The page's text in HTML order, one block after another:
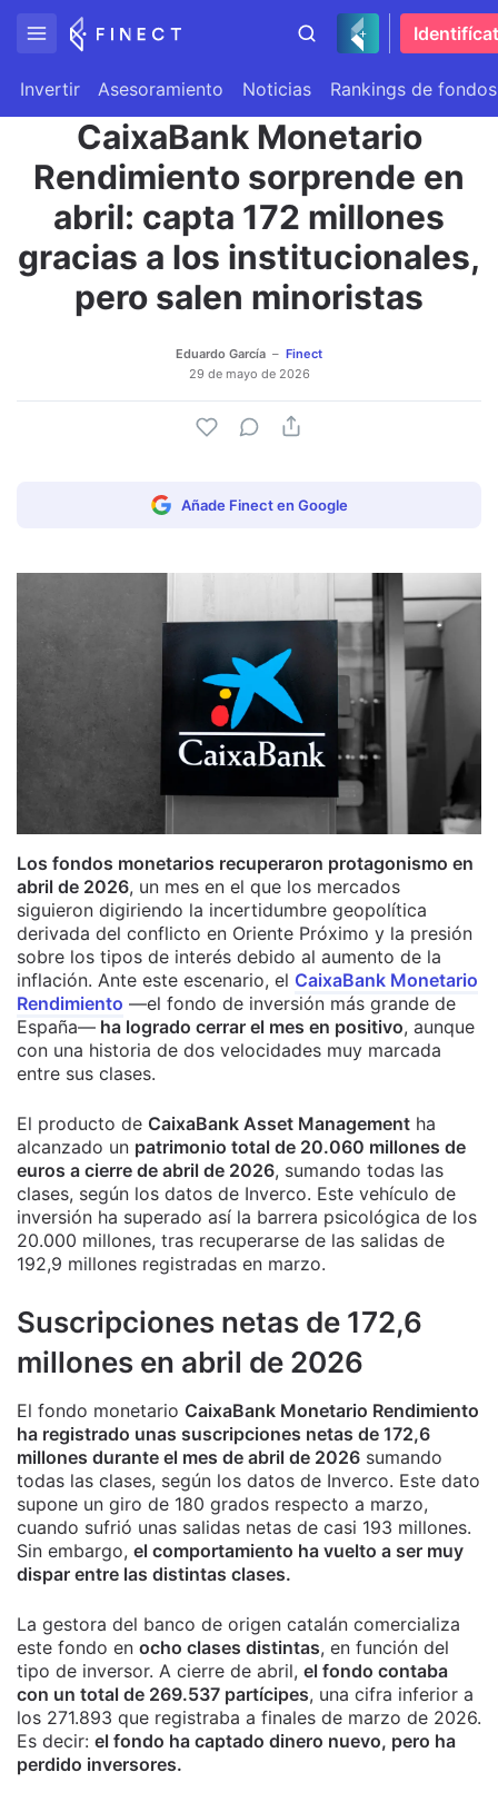
Invertir Asesoramiento Noticias Rankings de fondos
CaixaBank Monetario
Rendimiento sorprende en
abril: capta 172 millones
gracias a los institucionales,
pero salen minoristas
Eduardo García
Finect
29 de mayo de 2026
Añade Finect en Google
Los fondos monetarios recuperaron protagonismo en
abril de 2026, un mes en el que los mercados
siguieron digiriendo la incertidumbre geopolítica
derivada del conflicto en Oriente Próximo y la presión
sobre los tipos de interés debido al aumento de la
inflación. Ante este escenario, el CaixaBank Monetario
Rendimiento —el fondo de inversión más grande de
España— ha logrado cerrar el mes en positivo, aunque
con una historia de dos velocidades muy marcada
entre sus clases.
El producto de CaixaBank Asset Management ha
alcanzado un patrimonio total de 20.060 millones de
euros a cierre de abril de 2026, sumando todas las
clases, según los datos de Inverco. Este vehículo de
inversión ha superado así la barrera psicológica de los
20.000 millones, tras recuperarse de las salidas de
192,9 millones registradas en marzo.
Suscripciones netas de 172,6
millones en abril de 2026
El fondo monetario CaixaBank Monetario Rendimiento
ha registrado unas suscripciones netas de 172,6
millones durante el mes de abril de 2026 sumando
todas las clases, según los datos de Inverco. Este dato
supone un giro de 180 grados respecto a marzo,
cuando sufrió unas salidas netas de casi 193 millones.
Sin embargo, el comportamiento ha vuelto a ser muy
dispar entre las distintas clases.
La gestora del banco de origen catalán comercializa
este fondo en ocho clases distintas, en función del
tipo de inversor. A cierre de abril, el fondo contaba
con un total de 269.537 partícipes, una cifra inferior a
los 271.893 que registraba a finales de marzo de 2026.
Es decir: el fondo ha captado dinero nuevo, pero ha
perdido inversores.